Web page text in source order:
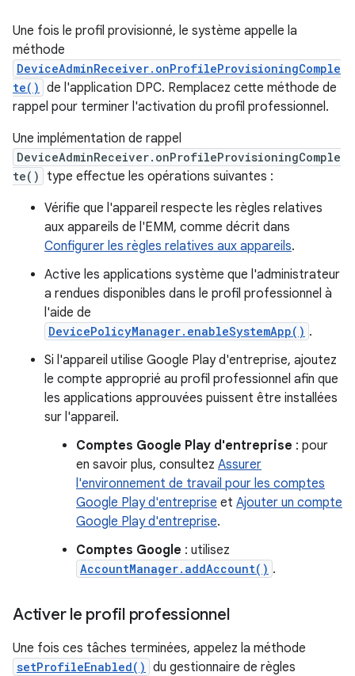
Une fois le profil provisionné, le système appelle la
méthode
DeviceAdminReceiver.onProfileProvisioningComple
te() de l'application DPC. Remplacez cette méthode de
rappel pour terminer l'activation du profil professionnel.
Une implémentation de rappel
DeviceAdminReceiver.onProfileProvisioningComple
te()
type effectue les opérations suivantes :
Vérifie que l'appareil respecte les règles relatives
aux appareils de l'EMM, comme décrit dans
Configurer les règles relatives aux appareils.
Active les applications système que l'administrateur
a rendues disponibles dans le profil professionnel à
l'aide de
DevicePolicyManager.enableSystemApp() .
Si l'appareil utilise Google Play d'entreprise, ajoutez
le compte approprié au profil professionnel afin que
les applications approuvées puissent être installées
sur l'appareil.
Comptes Google Play d'entreprise : pour
en savoir plus, consultez Assurer
l'environnement de travail pour les comptes
Google Play d'entreprise et Ajouter un compte
Google Play d'entreprise.
Comptes Google : utilisez
AccountManager.addAccount() .
Activer le profil professionnel
Une fois ces tâches terminées, appelez la méthode
setProfileEnabled() du gestionnaire de règles